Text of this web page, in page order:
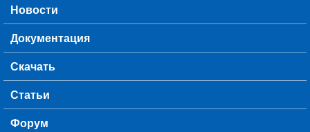
Новости
Документация
Скачать
Статьи
Форум